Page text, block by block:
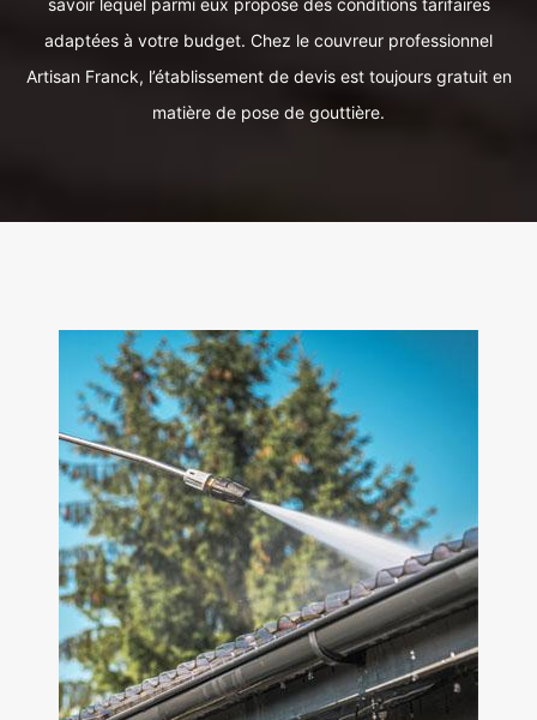
savoir lequel parmi eux propose des conditions tarifaires
adaptées à votre budget. Chez le couvreur professionnel
Artisan Franck, l’établissement de devis est toujours gratuit en
matière de pose de gouttière.